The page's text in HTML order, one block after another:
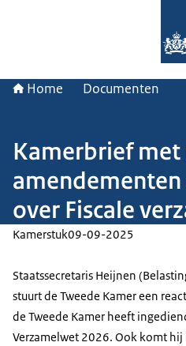
Home Documenten
Kamerbrief met
over Fiscale
Kamerstuk09-09-2025
Staatssecretaris Heijnen
stuurt de Tweede Kamer een
de Tweede Kamer heeft
Verzamelwet 2026. Ook komt